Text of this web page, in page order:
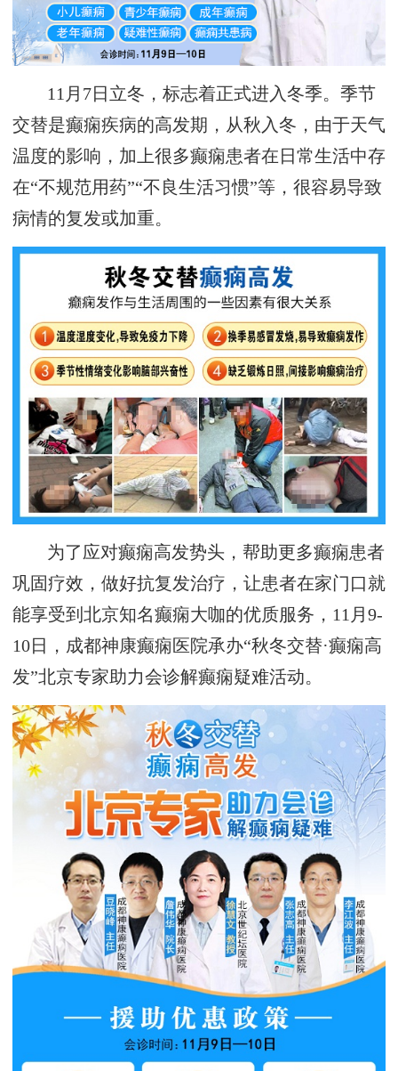
11月7日立冬，标志着正式进入冬季。季节
交替是癫痫疾病的高发期，从秋入冬，由于天气
温度的影响，加上很多癫痫患者在日常生活中存
在“不规范用药”“不良生活习惯”等，很容易导致
病情的复发或加重。
为了应对癫痫高发势头，帮助更多癫痫患者
巩固疗效，做好抗复发治疗，让患者在家门口就
能享受到北京知名癫痫大咖的优质服务，11月9-
10日，成都神康癫痫医院承办“秋冬交替·癫痫高
发”北京专家助力会诊解癫痫疑难活动。